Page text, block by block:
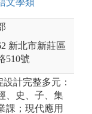
新北市新莊區
510號
設計完整多元：
、史、子、集
課；現代應用